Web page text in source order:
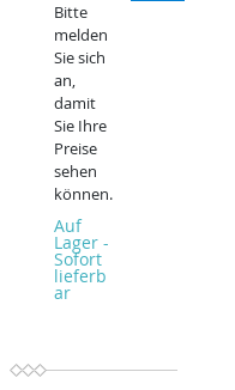
Bitte
melden
Sie sich
an,
damit
Sie Ihre
Preise
sehen
können.
Auf
Lager -
Sofort
lieferb
ar